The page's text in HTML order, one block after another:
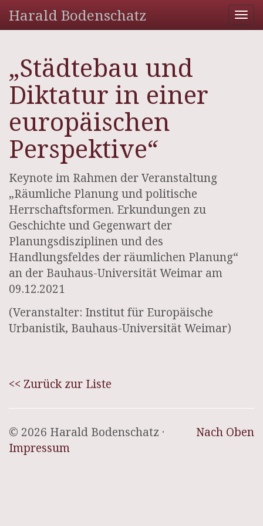
Harald Bodenschatz
„Städtebau und
Diktatur in einer
europäischen
Perspektive“
Keynote im Rahmen der Veranstaltung
„Räumliche Planung und politische
Herrschaftsformen. Erkundungen zu
Geschichte und Gegenwart der
Planungsdisziplinen und des
Handlungsfeldes der räumlichen Planung“
an der Bauhaus-Universität Weimar am
09.12.2021
(Veranstalter: Institut für Europäische
Urbanistik, Bauhaus-Universität Weimar)
<< Zurück zur Liste
Nach Oben
© 2026 Harald Bodenschatz ·
Impressum